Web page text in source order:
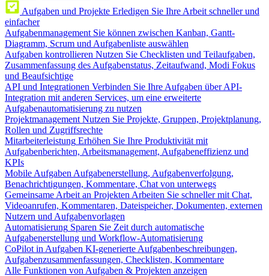
Aufgaben und Projekte Erledigen Sie Ihre Arbeit schneller und
einfacher
Aufgabenmanagement Sie können zwischen Kanban, Gantt-
Diagramm, Scrum und Aufgabenliste auswählen
Aufgaben kontrollieren Nutzen Sie Checklisten und Teilaufgaben,
Zusammenfassung des Aufgabenstatus, Zeitaufwand, Modi Fokus
und Beaufsichtige
API und Integrationen Verbinden Sie Ihre Aufgaben über API-
Integration mit anderen Services, um eine erweiterte
Aufgabenautomatisierung zu nutzen
Projektmanagement Nutzen Sie Projekte, Gruppen, Projektplanung,
Rollen und Zugriffsrechte
Mitarbeiterleistung Erhöhen Sie Ihre Produktivität mit
Aufgabenberichten, Arbeitsmanagement, Aufgabeneffizienz und
KPIs
Mobile Aufgaben Aufgabenerstellung, Aufgabenverfolgung,
Benachrichtigungen, Kommentare, Chat von unterwegs
Gemeinsame Arbeit an Projekten Arbeiten Sie schneller mit Chat,
Videoanrufen, Kommentaren, Dateispeicher, Dokumenten, externen
Nutzern und Aufgabenvorlagen
Automatisierung Sparen Sie Zeit durch automatische
Aufgabenerstellung und Workflow-Automatisierung
CoPilot in Aufgaben KI-generierte Aufgabenbeschreibungen,
Aufgabenzusammenfassungen, Checklisten, Kommentare
Alle Funktionen von Aufgaben & Projekten anzeigen